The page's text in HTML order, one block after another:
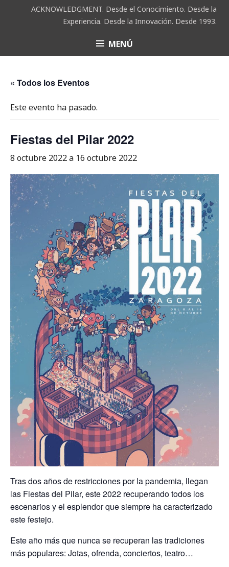
ACKNOWLEDGMENT. Desde el Conocimiento. Desde la
Experiencia. Desde la Innovación. Desde 1993.
ACK MENÚ
« Todos los Eventos
Este evento ha pasado.
Fiestas del Pilar 2022
8 octubre 2022a 16 octubre 2022
Tras dos años de restricciones por la pandemia, llegan
las Fiestas del Pilar, este 2022 recuperando todos los
escenarios y el esplendor que siempre ha caracterizado
este festejo.
Este año más que nunca se recuperan las tradiciones
más populares: Jotas, ofrenda, conciertos, teatro…